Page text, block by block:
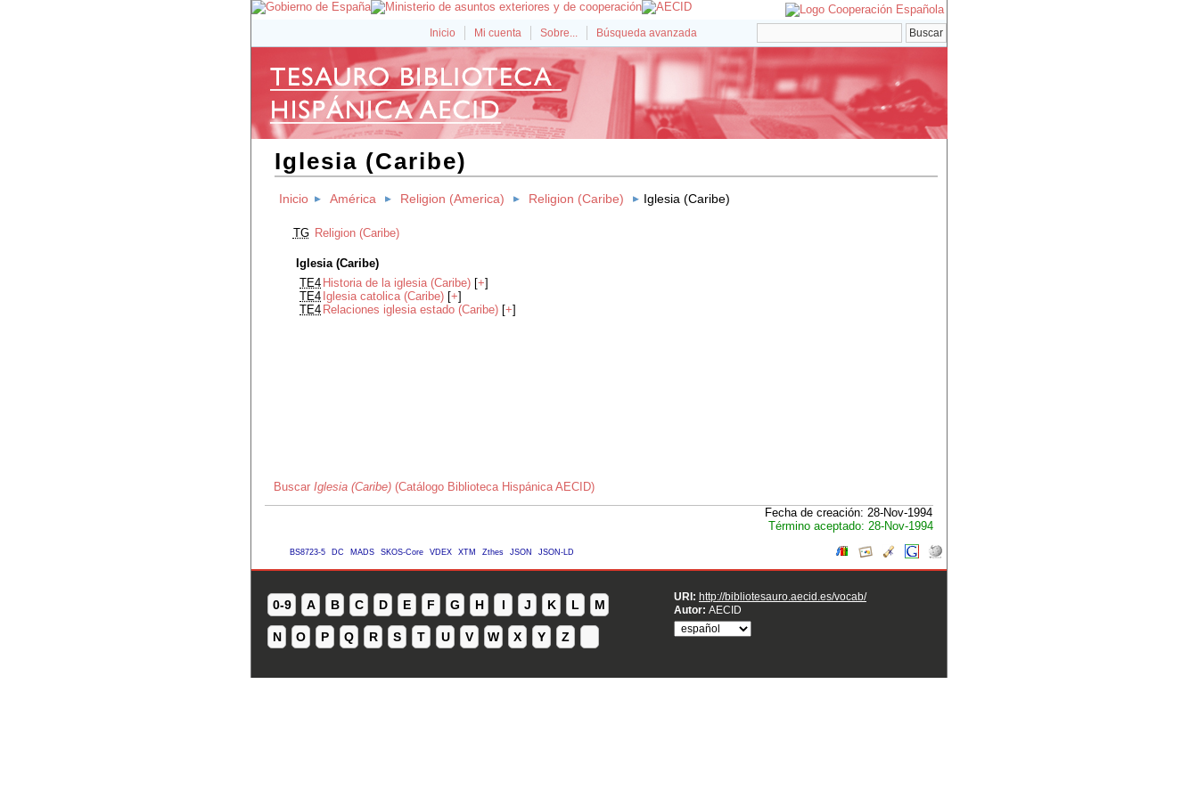
Inicio Mi cuenta Sobre... Búsqueda avanzada
Iglesia (Caribe)
Inicio América Religion (America) Religion (Caribe) Iglesia (Caribe)
TG Religion (Caribe)
Iglesia (Caribe)
TE4 Historia de la iglesia (Caribe) [+]
TE4 Iglesia catolica (Caribe) [+]
TE4 Relaciones iglesia estado (Caribe) [+]
Buscar Iglesia (Caribe) (Catálogo Biblioteca Hispánica AECID)
Fecha de creación: 28-Nov-1994
Término aceptado: 28-Nov-1994
BS8723-5 DC MADS SKOS-Core VDEX XTM Zthes JSON JSON-LD
0-9 A B C D E F G H I J K L M
N O P Q R S T U V W X Y Z
URI: http://bibliotesauro.aecid.es/vocab/
Autor: AECID